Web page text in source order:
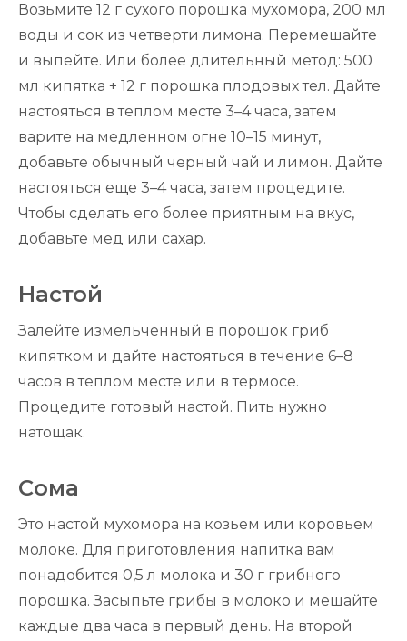
Возьмите 12 г сухого порошка мухомора, 200 мл
воды и сок из четверти лимона. Перемешайте
и выпейте. Или более длительный метод: 500
мл кипятка + 12 г порошка плодовых тел. Дайте
настояться в теплом месте 3–4 часа, затем
варите на медленном огне 10–15 минут,
добавьте обычный черный чай и лимон. Дайте
настояться еще 3–4 часа, затем процедите.
Чтобы сделать его более приятным на вкус,
добавьте мед или сахар.
Настой
Залейте измельченный в порошок гриб
кипятком и дайте настояться в течение 6–8
часов в теплом месте или в термосе.
Процедите готовый настой. Пить нужно
натощак.
Сома
Это настой мухомора на козьем или коровьем
молоке. Для приготовления напитка вам
понадобится 0,5 л молока и 30 г грибного
порошка. Засыпьте грибы в молоко и мешайте
каждые два часа в первый день. На второй